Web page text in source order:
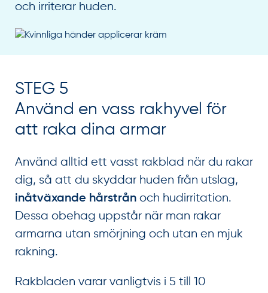
och irriterar huden.
STEG 5
Använd en vass rakhyvel för
att raka dina armar
Använd alltid ett vasst rakblad när du rakar
dig, så att du skyddar huden från utslag,
inåtväxande hårstrån och hudirritation.
Dessa obehag uppstår när man rakar
armarna utan smörjning och utan en mjuk
rakning.
Rakbladen varar vanligtvis i 5 till 10